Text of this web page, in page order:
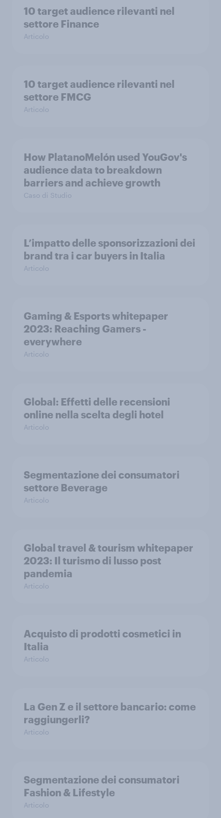
10 target audience rilevanti nel
settore Finance
Articolo
10 target audience rilevanti nel
settore FMCG
Articolo
How PlatanoMelón used YouGov's
audience data to breakdown
barriers and achieve growth
Caso di Studio
L’impatto delle sponsorizzazioni dei
brand tra i car buyers in Italia
Articolo
Gaming & Esports whitepaper
2023: Reaching Gamers -
everywhere
Articolo
Global: Effetti delle recensioni
online nella scelta degli hotel
Articolo
Segmentazione dei consumatori
settore Beverage
Articolo
Global travel & tourism whitepaper
2023: Il turismo di lusso post
pandemia
Articolo
Acquisto di prodotti cosmetici in
Italia
Articolo
La Gen Z e il settore bancario: come
raggiungerli?
Articolo
Segmentazione dei consumatori
Fashion & Lifestyle
Articolo